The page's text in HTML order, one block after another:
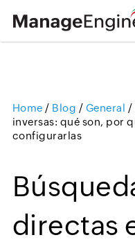
Home / Blog / General /
inversas: qué son, por
configurarlas
directas